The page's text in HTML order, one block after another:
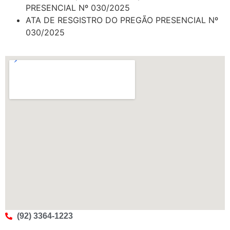
PRESENCIAL Nº 030/2025
ATA DE RESGISTRO DO PREGÃO PRESENCIAL Nº
030/2025
(92) 3364-1223